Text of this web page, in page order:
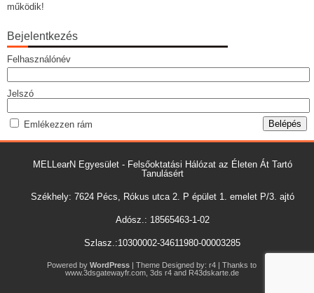
működik!
Bejelentkezés
Felhasználónév
Jelszó
Emlékezzen rám
MELLearN Egyesület - Felsőoktatási Hálózat az Életen Át Tartó
Tanulásért
Székhely: 7624 Pécs, Rókus utca 2. P épület 1. emelet P/3. ajtó
Adósz.: 18565463-1-02
Szlasz.:10300002-34611980-00003285
Powered by WordPress | Theme Designed by: r4 | Thanks to
www.3dsgatewayfr.com, 3ds r4and R43dskarte.de